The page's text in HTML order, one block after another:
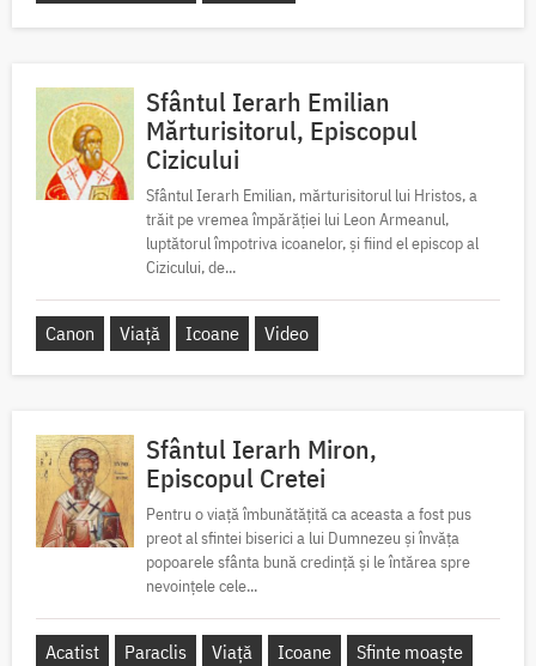
Sfântul Ierarh Emilian
Mărturisitorul, Episcopul
Cizicului
Sfântul Ierarh Emilian, mărturisitorul lui Hristos, a
trăit pe vremea împărăției lui Leon Armeanul,
luptătorul împotriva icoanelor, și fiind el episcop al
Cizicului, de...
Canon Viață Icoane Video
Sfântul Ierarh Miron,
Episcopul Cretei
Pentru o viață îmbunătățită ca aceasta a fost pus
preot al sfintei biserici a lui Dumnezeu și învăța
popoarele sfânta bună credință și le întărea spre
nevoințele cele...
Acatist Paraclis Viață Icoane
Sfinte moaște